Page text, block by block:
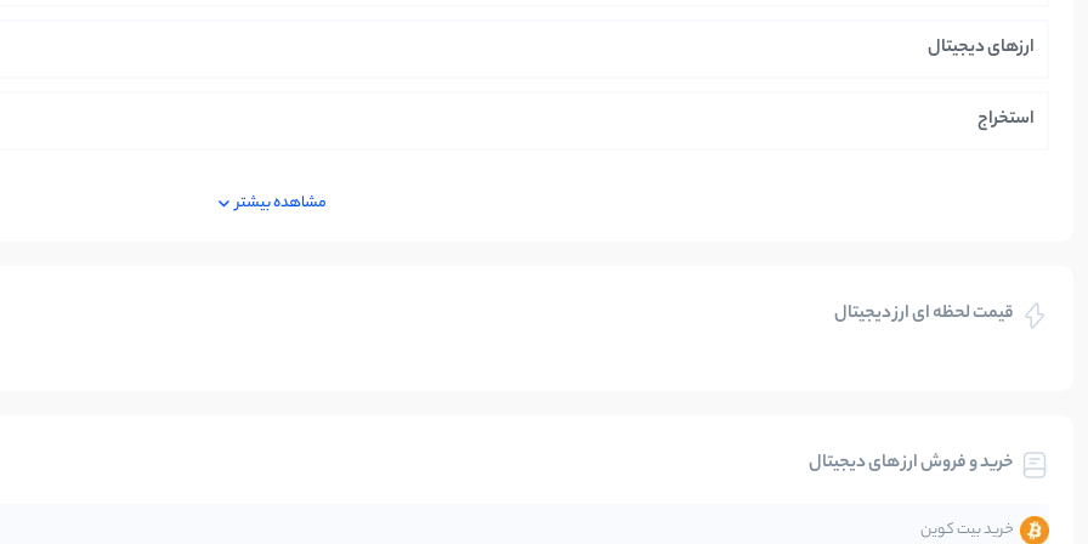
ارزهای دیجیتال
استخراج
بلاکچین
تحلیل
مشاهده بیشتر
قیمت لحظه ای ارز دیجیتال
خرید و فروش ارز های دیجیتال
خرید بیت کوین